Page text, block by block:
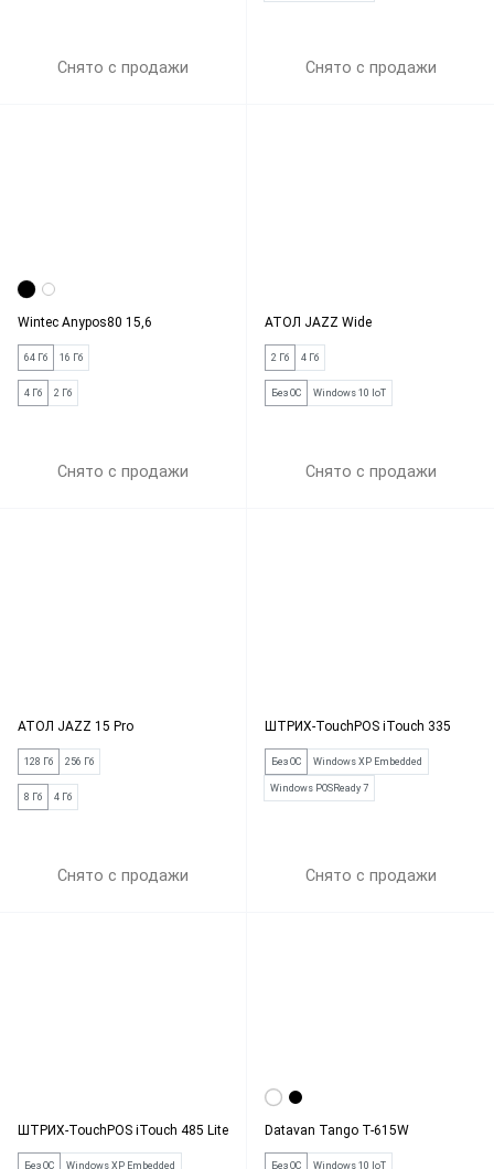
Снято с продажи Снято с продажи
Wintec Anypos80 15,6
64 Гб 16 Гб
4 Гб 2 Гб
Снято с продажи
АТОЛ JAZZ Wide
2 Гб 4 Гб
Без ОС Windows 10 IoT
Снято с продажи
АТОЛ JAZZ 15 Pro
128 Гб 256 Гб
8 Гб 4 Гб
Снято с продажи
ШТРИХ-TouchPOS iTouch 335
Без ОС Windows XP Embedded
Windows POSReady 7
Снято с продажи
ШТРИХ-TouchPOS iTouch 485 Lite
Без ОС Windows XP Embedded
Datavan Tango T-615W
Без ОС Windows 10 IoT